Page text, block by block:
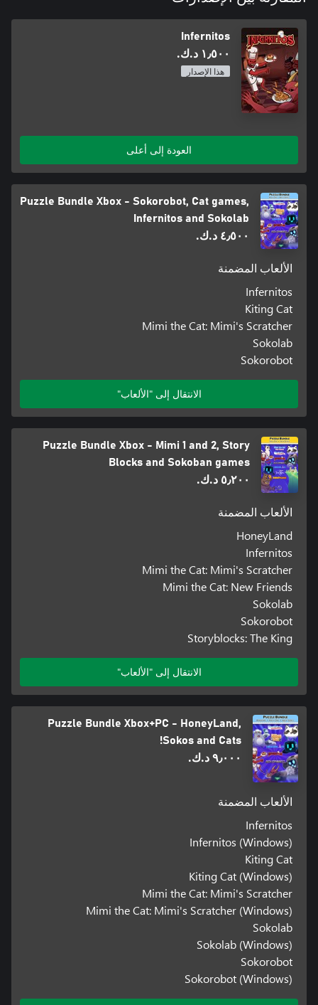
Infernitos
١٫٥٠٠ د.ك.‏
هذا الإصدار
العودة إلى أعلى
Puzzle Bundle Xbox - Sokorobot, Cat games,
Infernitos and Sokolab
٤٫٥٠٠ د.ك.‏
الألعاب المضمنة
Infernitos
Kiting Cat
Mimi the Cat: Mimi's Scratcher
Sokolab
Sokorobot
الانتقال إلى "الألعاب"
Puzzle Bundle Xbox - Mimi 1 and 2, Story
Blocks and Sokoban games
٥٫٢٠٠ د.ك.‏
الألعاب المضمنة
HoneyLand
Infernitos
Mimi the Cat: Mimi's Scratcher
Mimi the Cat: New Friends
Sokolab
Sokorobot
Storyblocks: The King
الانتقال إلى "الألعاب"
Puzzle Bundle Xbox+PC - HoneyLand,
Sokos and Cats!
٩٫٠٠٠ د.ك.‏
الألعاب المضمنة
Infernitos
Infernitos (Windows)
Kiting Cat
Kiting Cat (Windows)
Mimi the Cat: Mimi's Scratcher
Mimi the Cat: Mimi's Scratcher (Windows)
Sokolab
Sokolab (Windows)
Sokorobot
Sokorobot (Windows)